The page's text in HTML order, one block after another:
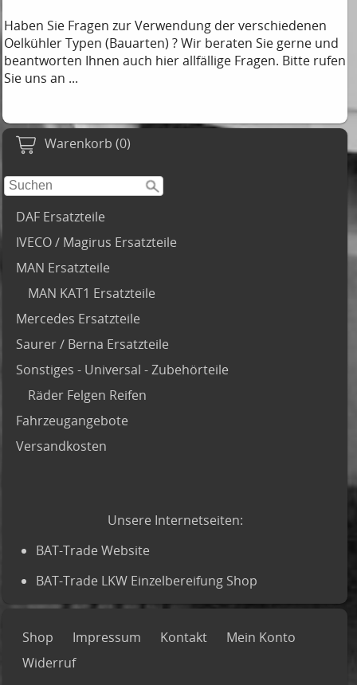
Warenkorb (0)
DAF Ersatzteile
IVECO / Magirus Ersatzteile
MAN Ersatzteile
MAN KAT1 Ersatzteile
Mercedes Ersatzteile
Saurer / Berna Ersatzteile
Sonstiges - Universal - Zubehörteile
Räder Felgen Reifen
Fahrzeugangebote
Versandkosten
Unsere Internetseiten:
BAT-Trade Website
BAT-Trade LKW Einzelbereifung Shop
Haben Sie Fragen zur Verwendung der verschiedenen
Oelkühler Typen (Bauarten) ? Wir beraten Sie gerne und
beantworten Ihnen auch hier allfällige Fragen. Bitte rufen
Sie uns an ...
Shop Impressum Kontakt
Mein Konto
Widerruf